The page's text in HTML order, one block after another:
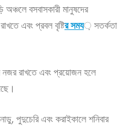
বসবাসকারী মানুষদের
এবং প্রবল বৃষ্টির সময় সতর্কতা
নজর রাখতে এবং প্রয়োজন হলে
পুদুচেরি এবং করাইকালে শনিবার